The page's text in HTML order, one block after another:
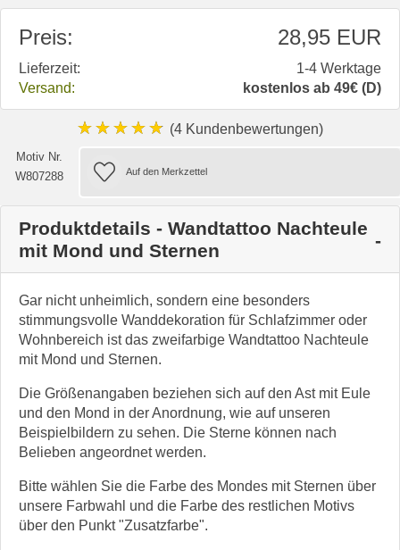
Preis: 28,95 EUR
Lieferzeit:
1-4 Werktage
Versand:
kostenlos ab 49€ (D)
★★★★★ (4 Kundenbewertungen)
Motiv Nr.
W807288
Produktdetails - Wandtattoo Nachteule
mit Mond und Sternen
Gar nicht unheimlich, sondern eine besonders
stimmungsvolle Wanddekoration für Schlafzimmer oder
Wohnbereich ist das zweifarbige Wandtattoo Nachteule
mit Mond und Sternen.
Die Größenangaben beziehen sich auf den Ast mit Eule
und den Mond in der Anordnung, wie auf unseren
Beispielbildern zu sehen. Die Sterne können nach
Belieben angeordnet werden.
Bitte wählen Sie die Farbe des Mondes mit Sternen über
unsere Farbwahl und die Farbe des restlichen Motivs
über den Punkt "Zusatzfarbe".